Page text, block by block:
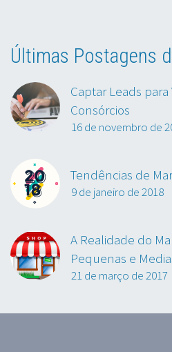
Últimas Postagens
Captar Leads
Consórcios
16 de novembro de
Tendências de
9 de janeiro de 2018
A Realidade do
Pequenas e
21 de março de 2017